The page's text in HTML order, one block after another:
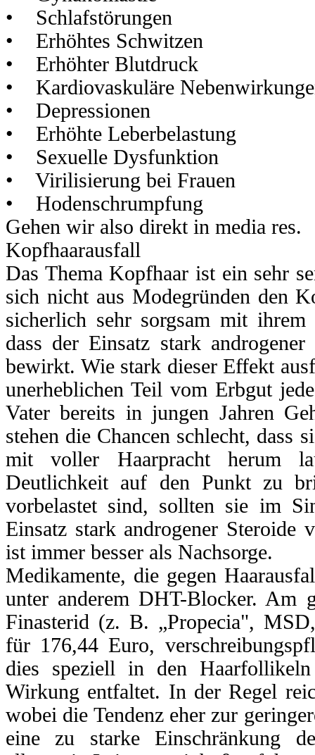
• Schlafstörungen
• Erhöhtes Schwitzen
• Erhöhter Blutdruck
• Kardiovaskuläre
• Depressionen
• Erhöhte Leberbelastung
• Sexuelle Dysfunktion
• Virilisierung bei Frauen
• Hodenschrumpfung
Gehen wir also direkt in media res.
Kopfhaarausfall
Das Thema Kopfhaar ist ein sehr
sich nicht aus Modegründen den
sicherlich sehr sorgsam mit
dass der Einsatz stark
bewirkt. Wie stark dieser Effekt
unerheblichen Teil vom Erbgut
Vater bereits in jungen Jahren
stehen die Chancen schlecht, dass
mit voller Haarpracht herum
Deutlichkeit auf den Punkt zu
vorbelastet sind, sollten sie im
Einsatz stark androgener Steroide
ist immer besser als Nachsorge.
Medikamente, die gegen
unter anderem DHT-Blocker. Am
Finasterid (z. B. „Propecia",
für 176,44 Euro,
dies speziell in den
Wirkung entfaltet. In der Regel
wobei die Tendenz eher zur
eine zu starke Einschränkung